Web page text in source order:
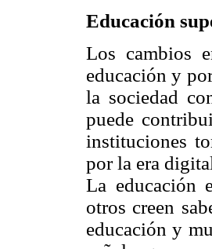
Educación
Los cambios
educación y
la sociedad
puede
instituciones
por la era
La educación
otros creen
educación y